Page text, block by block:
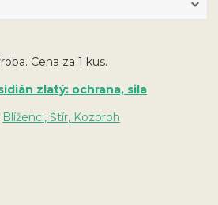
Cena za 1 kus.
zlatý: ochrana, sila
Blíženci, Štír, Kozoroh